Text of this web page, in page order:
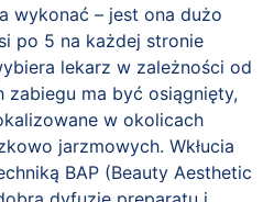
wykonać – jest ona dużo
po 5 na każdej stronie
lekarz w zależności od
ma być osiągnięty,
w okolicach
jarzmowych. Wkłucia
BAP (Beauty Aesthetic